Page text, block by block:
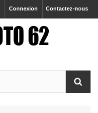
Contactez-nous
Connexion